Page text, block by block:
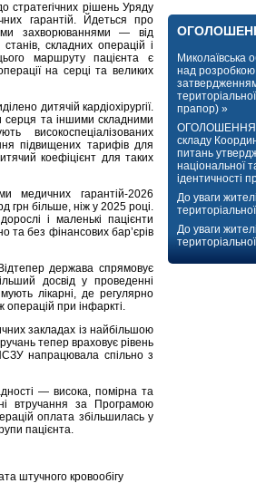
стратегічних рішень Уряду
гарантій. Йдеться про
захворюваннями — від
складних операцій і
маршруту пацієнта є
на серці та великих
дитячій кардіохірургії.
серця та іншими складними
високоспеціалізованих
підвищених тарифів для
коефіцієнт для таких
медичних гарантій-2026
більше, ніж у 2025 році.
і маленькі пацієнти
та без фінансових бар’єрів
держава спрямовує
досвід у проведенні
лікарні, де регулярно
операцій при інфаркті.
закладах із найбільшою
тепер враховує рівень
напрацювала спільно з
— висока, помірна та
втручання за Програмою
оплата збільшилась у
пацієнта.
штучного кровообігу
Миколаївська
над
прапор) »
ОГОЛОШЕННЯ
складу
питань
національної
ідентичності
До уваги
До уваги